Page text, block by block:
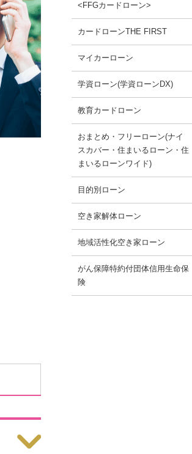
<FFGカードローン>
カードローンTHE FIRST
マイカーローン
学資ローン(学資ローンDX)
教育カードローン
おまとめ・フリーローン(ナイ
スカバー・住まいるローン・住
まいるローンワイド)
目的別ローン
空き家解体ローン
地域活性化空き家ローン
がん保障特約付団体信用生命保
険